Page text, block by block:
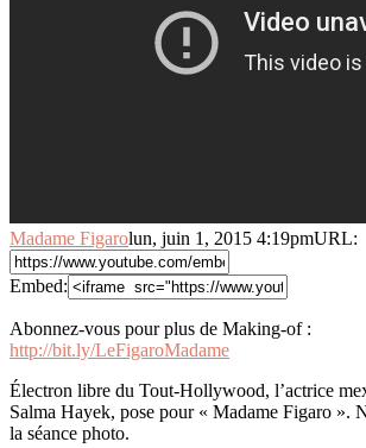
Madame Figarolun, juin 1, 2015 4:19pmURL:
Embed:
Abonnez-vous pour plus de Making-of :
http://bit.ly/LeFigaroMadame
Électron libre du Tout-Hollywood, l’actrice
Salma Hayek, pose pour « Madame Figaro ».
la séance photo.